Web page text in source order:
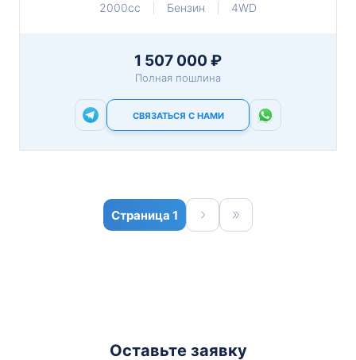
2000cc
Бензин 4WD
1 507 000 ₽
Полная пошлина
СВЯЗАТЬСЯ С НАМИ
1
Оставьте заявку